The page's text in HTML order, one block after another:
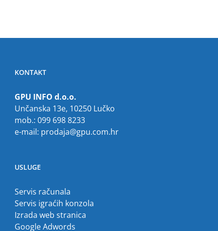
KONTAKT
GPU INFO d.o.o.
Unčanska 13e, 10250 Lučko
mob.: 099 698 8233
e-mail: prodaja@gpu.com.hr
USLUGE
Servis računala
Servis igraćih konzola
Izrada web stranica
Google Adwords